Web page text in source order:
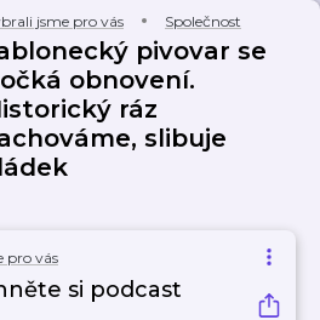
jsme pro vás Společnost
pivovar se
obnovení.
ráz
slibuje
pro vás
si podcast